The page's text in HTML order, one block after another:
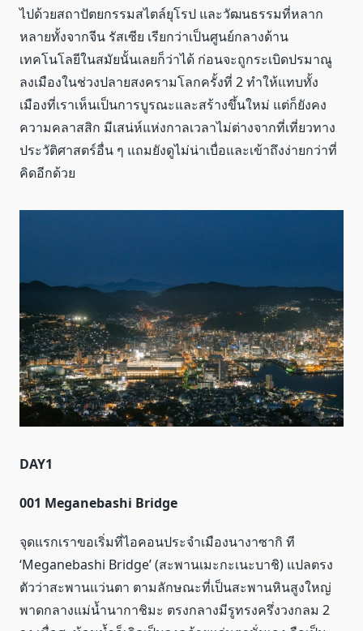
ไปด้วยสถาปัตยกรรมสไตล์ยุโรป และวัฒนธรรมที่หลาก
หลายทั้งจากจีน รัสเซีย เรียกว่าเป็นศูนย์กลางด้าน
เทคโนโลยีในสมัยนั้นเลยก็ว่าได้ ก่อนจะถูกระเบิดปรมาณู
ลงเมืองในช่วงปลายสงครามโลกครั้งที่ 2 ทำให้แทบทั้ง
เมืองที่เราเห็นเป็นการบูรณะและสร้างขึ้นใหม่ แต่ก็ยังคง
ความคลาสสิก มีเสน่ห์แห่งกาลเวลาไม่ต่างจากที่เที่ยวทาง
ประวัติศาสตร์อื่น ๆ แถมยังดูไม่น่าเบื่อและเข้าถึงง่ายกว่าที่
คิดอีกด้วย
DAY1
001 Meganebashi Bridge
จุดแรกเราขอเริ่มที่ไอคอนประจำเมืองนางาซากิ ที
‘Meganebashi Bridge’ (สะพานเมะกะเนะบาชิ) แปลตรง
ตัวว่าสะพานแว่นตา ตามลักษณะที่เป็นสะพานหินสูงใหญ่
พาดกลางแม่น้ำนากาชิมะ ตรงกลางมีรูทรงครึ่งวงกลม 2